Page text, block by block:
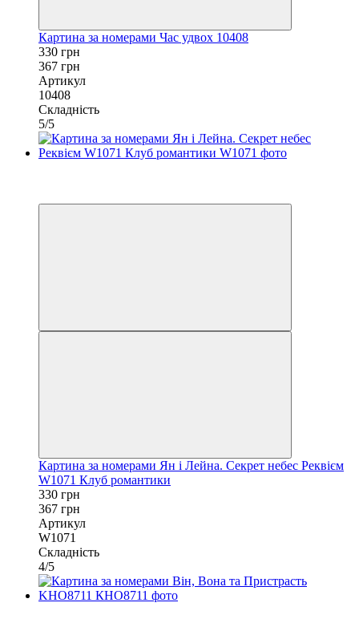
Картина за номерами Час удвох 10408
330 грн
367 грн
Артикул
10408
Складність
5/5
Картина за номерами Ян і Лейна. Секрет небес Реквієм
W1071 Клуб романтики
330 грн
367 грн
Артикул
W1071
Складність
4/5